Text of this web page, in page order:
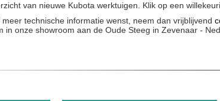
van nieuwe Kubota werktuigen. Klik op een
technische informatie wenst, neem dan vrijblijvend
in onze showroom aan de Oude Steeg in Zevenaar -